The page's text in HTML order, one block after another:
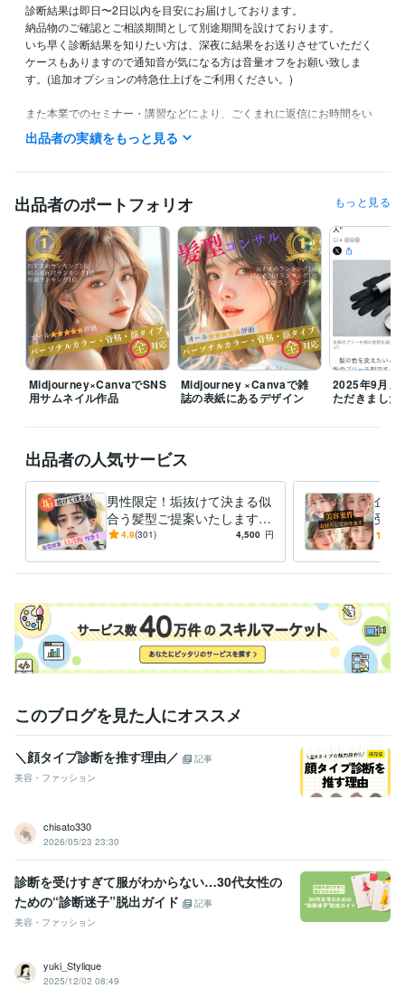
診断結果は即日〜2日以内を目安にお届けしております。
納品物のご確認とご相談期間として別途期間を設けております。
いち早く診断結果を知りたい方は、深夜に結果をお送りさせていただく
ケースもありますので通知音が気になる方は音量オフをお願い致しま
す。(追加オプションの特急仕上げをご利用ください。)
また本業でのセミナー・講習などにより、ごくまれに返信にお時間をい
ただく場合がございます。ご理解、ご協力の程よろしくお願いいたしま
す。
経験職種
経営・マネジメント / 経営者・CEO・COO
経営・マネジメント / 取締役・執行役員 経験年数 : 3年
ライフスタイル・その他 / 講師・インストラクター 経験年数 : 8年
ライフスタイル・その他 / 美容師・ネイリスト・美容家
経験年数 : 1
8年
職歴
有限会社マキアンドファイン 2011年8月 ~ 現在
合同会社Ｏｕｒｉｎ 2023年9月 ~ 現在
受賞歴
海外美容関係者に向けてセミナー開催 美容学校コンテスト審査員
パ
グノシー/楽天ブログ/gooニュース
ログ/gooニュース
Yahoo!ニュース/グノシー/楽天ブログ/gooニュー
Yahoo!ニュース/グノシー/楽天ブログ/gooニュース
得意分野
住まい・美容・生活相談 各種診断を織り混ぜた髪型提案 骨格診断/
パーソナルカラー診断/美容師
美容 ファッション メイク ヘアスタイル
似合わせ
窪田理容美容専門学校 2004年3月 ~ 2006年2月
出品者の実績をもっと見る
出品者のポートフォリオ もっと見る
Midjourney×CanvaでSNS
用サムネイル作品
Midjourney ×Canvaで雑
誌の表紙にあるデザイン
2025年9月メ
ただきました
出品者の人気サービス
男性限定！垢抜けて決まる似
合う髪型ご提案いたします
オシャレは9割が理論！闘う
す！
4.9(301) 4,500 円
企業
受付
ご依
このブログを見た人にオススメ
＼顔タイプ診断を推す理由／
記事
美容・ファッション
chisato330
2026/05/23 23:30
診断を受けすぎて服がわからない…30代女性の
ための“診断迷子”脱出ガイド
記事
美容・ファッション
yuki_Stylique
2025/12/02 08:49